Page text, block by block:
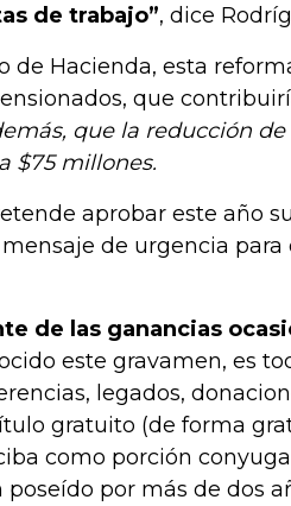
de trabajo”, dice
de Hacienda, esta
que
que la reducción de
$75 millones.
aprobar este año su
de urgencia para
de las ganancias
este gravamen, es
legados,
gratuito (de forma
como porción
por más de dos